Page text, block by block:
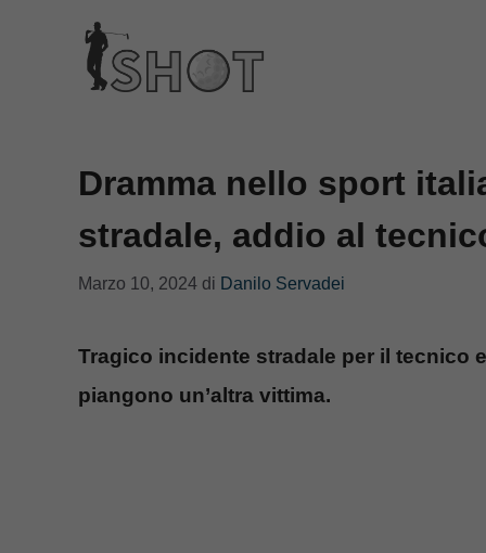
contenuto
Dramma nello sport
stradale, addio al
Marzo 10, 2024 di Danilo Servadei
Tragico incidente stradale per il tecnico
piangono un’altra vittima.